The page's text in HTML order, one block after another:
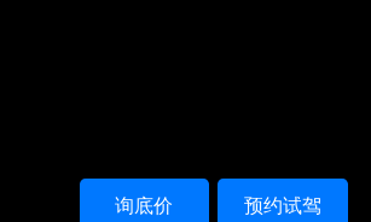
预约试驾
询底价